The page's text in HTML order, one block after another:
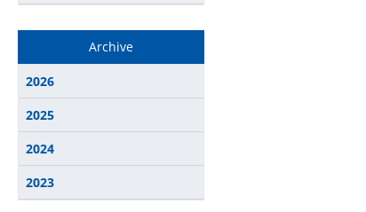
Archive
2026
2025
2024
2023